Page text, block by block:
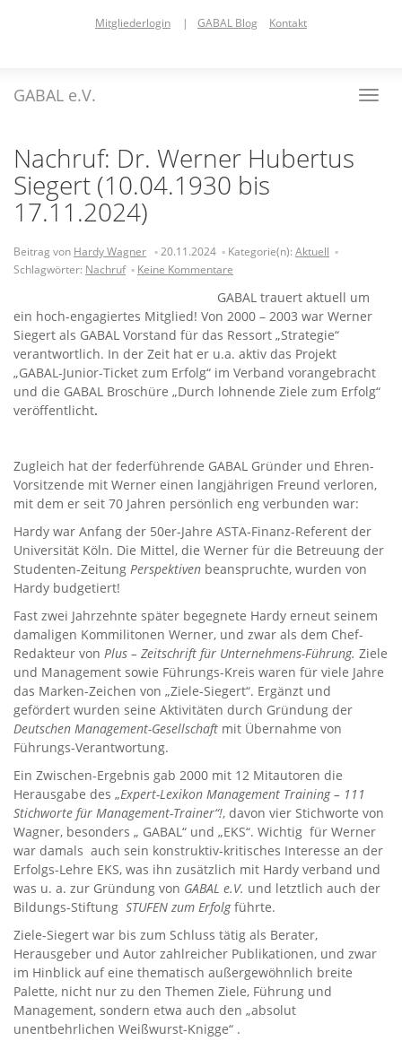
Mitgliederlogin | GABAL Blog Kontakt
GABAL e.V.
Nachruf: Dr. Werner Hubertus
Siegert (10.04.1930 bis
17.11.2024)
Beitrag von Hardy Wagner 20.11.2024 Kategorie(n): Aktuell
Schlagwörter: Nachruf Keine Kommentare
GABAL trauert aktuell um
ein hoch-engagiertes Mitglied! Von 2000 – 2003 war Werner
Siegert als GABAL Vorstand für das Ressort „Strategie“
verantwortlich. In der Zeit hat er u.a. aktiv das Projekt
„GABAL-Junior-Ticket zum Erfolg“ im Verband vorangebracht
und die GABAL Broschüre „Durch lohnende Ziele zum Erfolg“
veröffentlicht.
Zugleich hat der federführende GABAL Gründer und Ehren-
Vorsitzende mit Werner einen langjährigen Freund verloren,
mit dem er seit 70 Jahren persönlich eng verbunden war:
Hardy war Anfang der 50er-Jahre ASTA-Finanz-Referent der
Universität Köln. Die Mittel, die Werner für die Betreuung der
Studenten-Zeitung Perspektiven beanspruchte, wurden von
Hardy budgetiert!
Fast zwei Jahrzehnte später begegnete Hardy erneut seinem
damaligen Kommilitonen Werner, und zwar als dem Chef-
Redakteur von Plus – Zeitschrift für Unternehmens-Führung. Ziele
und Management sowie Führungs-Kreis waren für viele Jahre
das Marken-Zeichen von „Ziele-Siegert“. Ergänzt und
gefördert wurden seine Aktivitäten durch Gründung der
Deutschen Management-Gesellschaft mit Übernahme von
Führungs-Verantwortung.
Ein Zwischen-Ergebnis gab 2000 mit 12 Mitautoren die
Herausgabe des „Expert-Lexikon Management Training – 111
Stichworte für Management-Trainer“!, davon vier Stichworte von
Wagner, besonders „ GABAL“ und „EKS“. Wichtig für Werner
war damals auch sein konstruktiv-kritisches Interesse an der
Erfolgs-Lehre EKS, was ihn zusätzlich mit Hardy verband und
was u. a. zur Gründung von GABAL e.V. und letztlich auch der
Bildungs-Stiftung STUFEN zum Erfolgführte.
Ziele-Siegert war bis zum Schluss tätig als Berater,
Herausgeber und Autor zahlreicher Publikationen, und zwar
im Hinblick auf eine thematisch außergewöhnlich breite
Palette, nicht nur zu den Themen Ziele, Führung und
Management, sondern etwa auch den „absolut
unentbehrlichen Weißwurst-Knigge“ .